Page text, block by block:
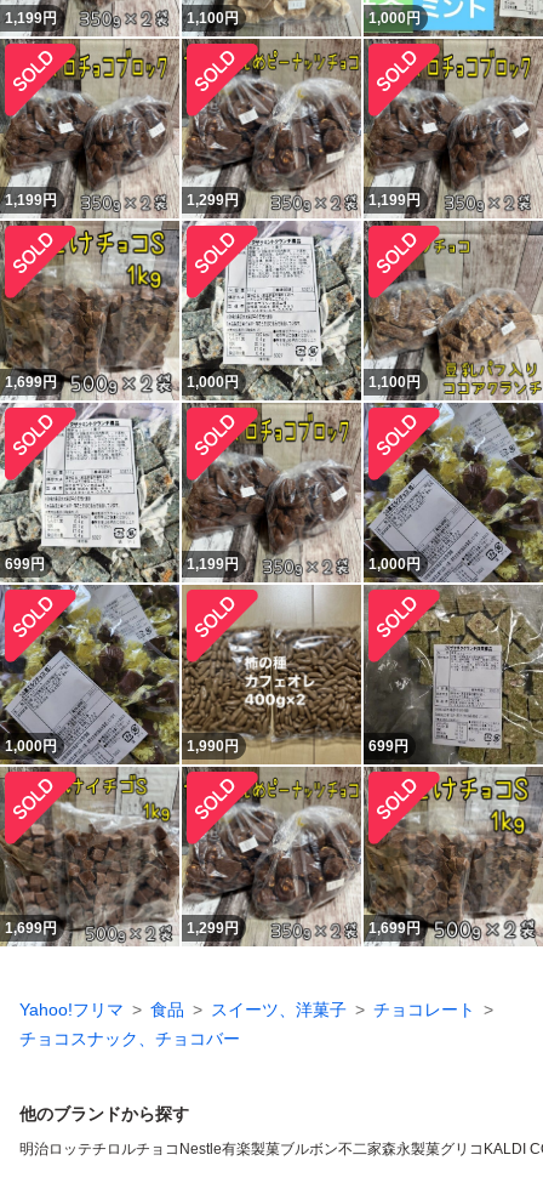
1,199円 1,100円 1,000円
1,199円 1,299円 1,199円
1,699円 1,000円 1,100円
699円 1,199円 1,000円
1,000円 1,990円 699円
1,699円 1,299円 1,699円
Yahoo!フリマ 食品 スイーツ、洋菓子
チョコレート
チョコスナック、チョコバー
他のブランドから探す
明治ロッテチロルチョコ Nestle有楽製菓ブルボン不二家森永製菓グリコ KALDI